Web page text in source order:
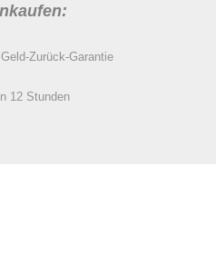
Zurück-Garantie
12 Stunden